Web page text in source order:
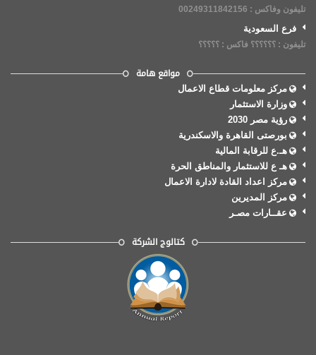
تليفون وفاكس : 00249311842156
فرع السعودية
تليفون : ؟؟؟؟؟؟ فاكس : ؟؟؟؟؟
مواقع هامة
مركز معلومات قطاع الاعمال
وزارة الاستثمار
رؤية مصر 2030
بورصتى القاهرة والاسكندرية
هـ.ع للرقابة المالية
هـ ع للاستثمار والمناطق الحرة
مركز اعداد القادة لادارة الاعمال
مركز المديرين
عقــارات مصـر
كتالوج الشركة